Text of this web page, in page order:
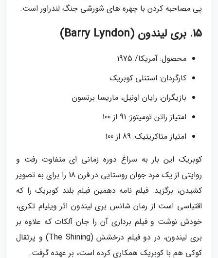
پی مصاحبه کردن با چهره های شورشی جنگ لندراور است.
15. بری لیندون (Barry Lyndon)
محصول: آمریکا/ 1975
کارگردان: استنلی کوبریک
بازیگران: رایان اونیل، ماریسا برنسون
امتیاز راتن تومیتوز: 91 از 100
امتیاز متاکریتیک: 89 از 100
کوبریک این بار به سراغ دوره زمانی ای متفاوت رفت و
روایتی از یک مرد جوان روستایی در قرن 18 را برای به تصویر
کشیدن، برگزید. فیلم نامه دهمین فیلم بلند کوبریک را که
اقتباسی است از رمان شانس بری لیندون اثر ویلیام تکری،
خودش نوشت و فیلم برداری آن را جان آلکات که علاوه بر
بری لیندون، در دو فیلم درخشش (The Shining) و پرتقال
کوکی هم با کوبریک همکاری کرده است، بر عهده گرفت.